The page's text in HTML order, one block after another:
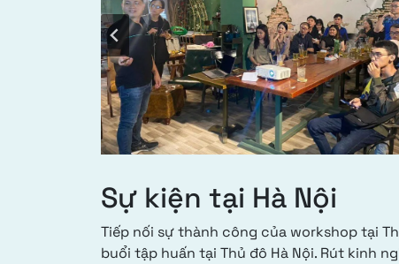
Sự kiện tại Hà Nội
Tiếp nối sự thành công của workshop tại
buổi tập huấn tại Thủ đô Hà Nội. Rút kinh